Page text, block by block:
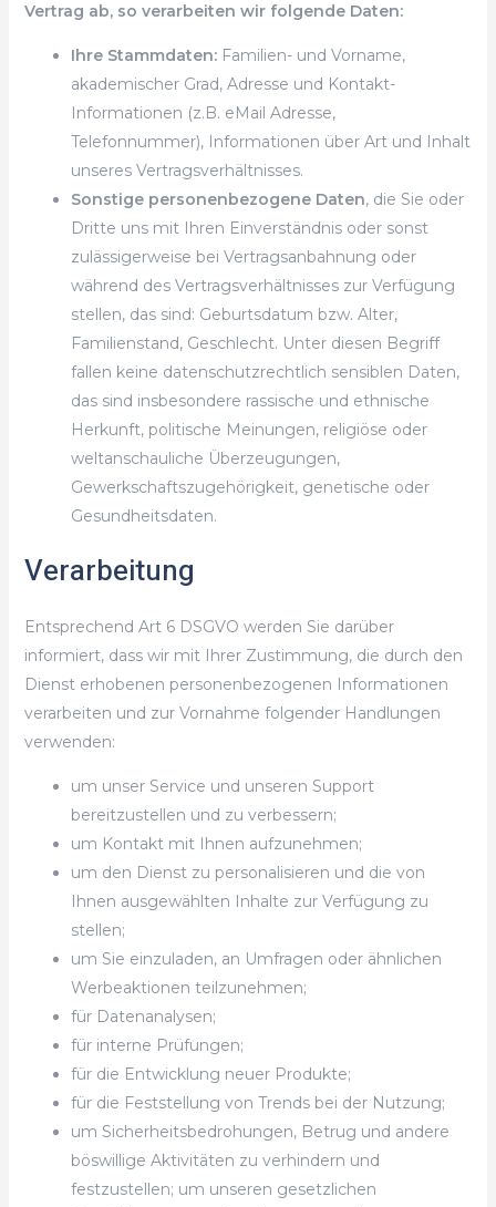
Vertrag ab, so verarbeiten wir folgende Daten:
Ihre Stammdaten:Familien- und Vorname,
akademischer Grad, Adresse und Kontakt-
Informationen (z.B. eMail Adresse,
Telefonnummer), Informationen über Art und Inhalt
unseres Vertragsverhältnisses.
Sonstige personenbezogene Daten, die Sie oder
Dritte uns mit Ihren Einverständnis oder sonst
zulässigerweise bei Vertragsanbahnung oder
während des Vertragsverhältnisses zur Verfügung
stellen, das sind: Geburtsdatum bzw. Alter,
Familienstand, Geschlecht. Unter diesen Begriff
fallen keine datenschutzrechtlich sensiblen Daten,
das sind insbesondere rassische und ethnische
Herkunft, politische Meinungen, religiöse oder
weltanschauliche Überzeugungen,
Gewerkschaftszugehörigkeit, genetische oder
Gesundheitsdaten.
Verarbeitung
Entsprechend Art 6 DSGVO werden Sie darüber
informiert, dass wir mit Ihrer Zustimmung, die durch den
Dienst erhobenen personenbezogenen Informationen
verarbeiten und zur Vornahme folgender Handlungen
verwenden:
um unser Service und unseren Support
bereitzustellen und zu verbessern;
um Kontakt mit Ihnen aufzunehmen;
um den Dienst zu personalisieren und die von
Ihnen ausgewählten Inhalte zur Verfügung zu
stellen;
um Sie einzuladen, an Umfragen oder ähnlichen
Werbeaktionen teilzunehmen;
für Datenanalysen;
für interne Prüfungen;
für die Entwicklung neuer Produkte;
für die Feststellung von Trends bei der Nutzung;
um Sicherheitsbedrohungen, Betrug und andere
böswillige Aktivitäten zu verhindern und
festzustellen; um unseren gesetzlichen